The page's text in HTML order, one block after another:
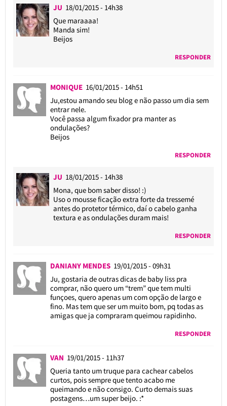
JU 18/01/2015 - 14h38
Que maraaaa!
Manda sim!
Beijos
RESPONDER
MONIQUE 16/01/2015 - 14h51
Ju,estou amando seu blog e não passo um dia sem
entrar nele.
Você passa algum fixador pra manter as
ondulações?
Beijos
RESPONDER
JU 18/01/2015 - 14h38
Mona, que bom saber disso! :)
Uso o mousse ficação extra forte da tressemé
antes do protetor térmico, daí o cabelo ganha
textura e as ondulações duram mais!
RESPONDER
DANIANY MENDES 19/01/2015 - 09h31
Ju, gostaria de outras dicas de baby liss pra
comprar, não quero um “trem” que tem multi
funçoes, quero apenas um com opção de largo e
fino. Mas tem que ser um muito bom, pq todas as
amigas que ja compraram queimou rapidinho.
RESPONDER
VAN 19/01/2015 - 11h37
Queria tanto um truque para cachear cabelos
curtos, pois sempre que tento acabo me
queimando e não consigo. Curto demais suas
postagens…um super beijo. :*